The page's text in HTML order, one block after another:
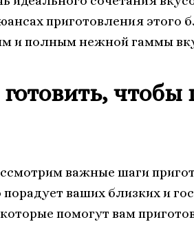
приготовления этого
и полным нежной гаммы
важные шаги
порадует ваших близких и
помогут вам